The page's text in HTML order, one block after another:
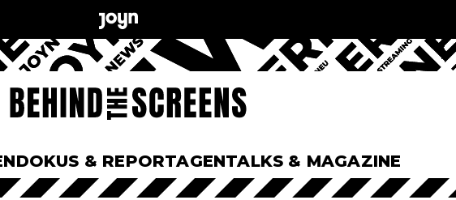
DOKUS & REPORTAGENTALKS & MAGAZINE